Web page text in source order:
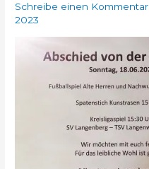
Schreibe einen Kommentar
2023